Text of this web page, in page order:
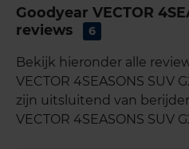
Goodyear VECTOR
reviews
6
Bekijk hieronder alle
VECTOR 4SEASONS SUV
zijn uitsluitend van
VECTOR 4SEASONS SUV